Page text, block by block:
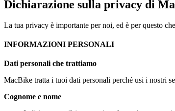
Dichiarazione sulla privacy di
La tua privacy è importante per noi, ed è per questo
INFORMAZIONI PERSONALI
Dati personali che trattiamo
MacBike tratta i tuoi dati personali perché usi i nostri
Cognome e nome